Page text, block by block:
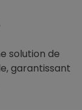
solution de
garantissant